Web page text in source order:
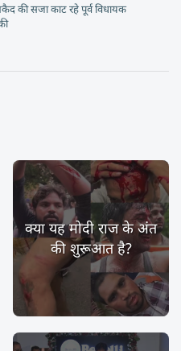
की सजा काट रहे पूर्व विधायक
क्या यह मोदी राज के अंत
की शुरूआत है?